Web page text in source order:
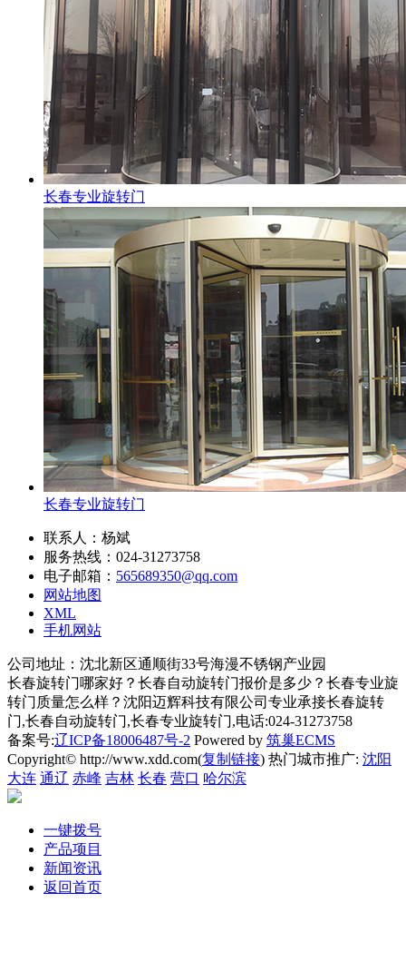
长春专业旋转门
长春专业旋转门
联系人：杨斌
服务热线：024-31273758
电子邮箱： 565689350@qq.com
网站地图
XML
手机网站
公司地址：沈北新区通顺街33号海漫不锈钢产业园
长春旋转门哪家好？长春自动旋转门报价是多少？长春专业旋
转门质量怎么样？沈阳迈辉科技有限公司专业承接长春旋转
门,长春自动旋转门,长春专业旋转门,电话:024-31273758
备案号:辽ICP备18006487号-2 Powered by 筑巢ECMS
Copyright© http://www.xdd.com(复制链接) 热门城市推广: 沈阳
大连 通辽 赤峰 吉林 长春 营口 哈尔滨
一键拨号
产品项目
新闻资讯
返回首页